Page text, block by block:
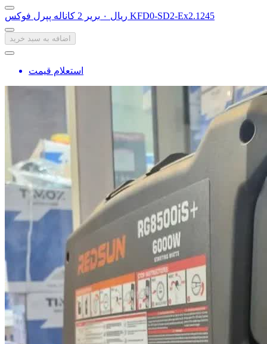
‎ریال ۰ بریر 2 کاناله پپرل فوکس KFD0-SD2-Ex2.1245
اضافه به سبد خرید
استعلام قیمت